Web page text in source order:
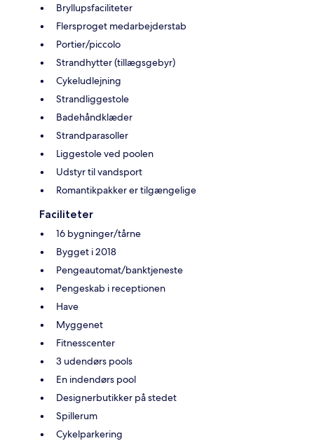
Bryllupsfaciliteter
Flersproget medarbejderstab
Portier/piccolo
Strandhytter (tillægsgebyr)
Cykeludlejning
Strandliggestole
Badehåndklæder
Strandparasoller
Liggestole ved poolen
Udstyr til vandsport
Romantikpakker er tilgængelige
Faciliteter
16 bygninger/tårne
Bygget i 2018
Pengeautomat/banktjeneste
Pengeskab i receptionen
Have
Myggenet
Fitnesscenter
3 udendørs pools
En indendørs pool
Designerbutikker på stedet
Spillerum
Cykelparkering